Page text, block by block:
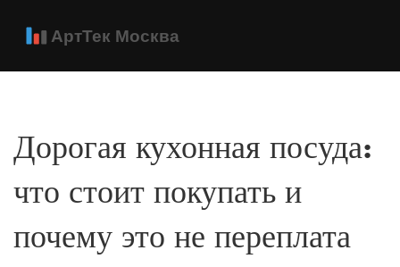
Дорогая кухонная посуда:
что стоит покупать и
почему это не переплата